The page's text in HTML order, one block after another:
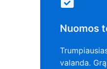
Nuomos
valanda.